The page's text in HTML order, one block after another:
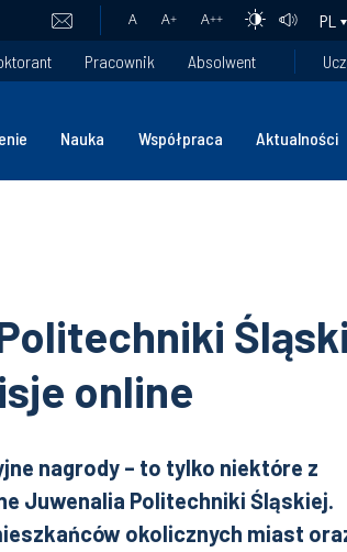
A A+ A++ PL
Pracownik Absolwent
Nauka Współpraca Aktualności
online
nagrody – to tylko niektóre z
Juwenalia Politechniki Śląskiej.
okolicznych miast